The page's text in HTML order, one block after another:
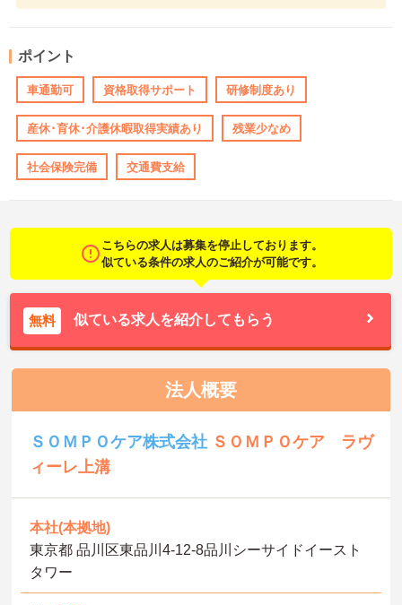
ポイント
車通勤可 資格取得サポート 研修制度あり
産休･育休･介護休暇取得実績あり 残業少なめ
社会保険完備 交通費支給
こちらの求人は募集を停止しております。
似ている条件の求人のご紹介が可能です。
無料 似ている求人を紹介してもらう
法人概要
ＳＯＭＰＯケア株式会社 ＳＯＭＰＯケア ラヴ
ィーレ上溝
本社(本拠地)
東京都 品川区東品川4-12-8品川シーサイドイースト
タワー